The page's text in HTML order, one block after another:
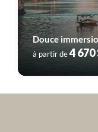
à partir de4